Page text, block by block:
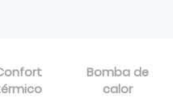
Bomba de
calor